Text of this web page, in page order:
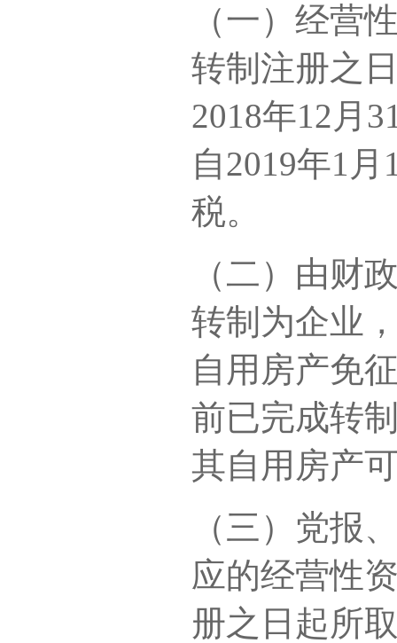
（一）经营
转制注册之
2018年12月
自2019年1
税。
（二）由财
转制为企业
自用房产免
前已完成转
其自用房产
（三）党报
应的经营性
册之日起所